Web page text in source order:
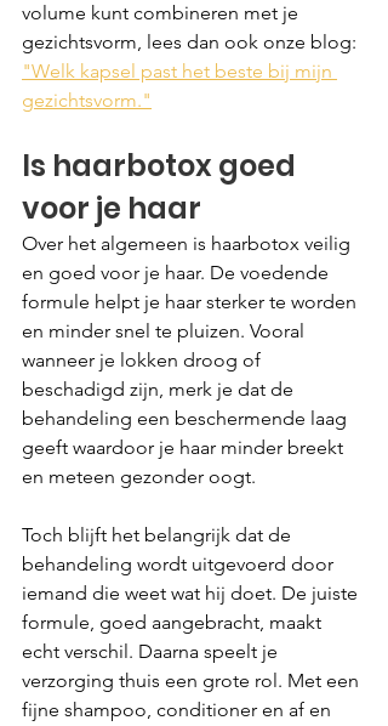
volume kunt combineren met je
gezichtsvorm, lees dan ook onze blog:
"Welk kapsel past het beste bij mijn
gezichtsvorm."
Is haarbotox goed
voor je haar
Over het algemeen is haarbotox veilig
en goed voor je haar. De voedende
formule helpt je haar sterker te worden
en minder snel te pluizen. Vooral
wanneer je lokken droog of
beschadigd zijn, merk je dat de
behandeling een beschermende laag
geeft waardoor je haar minder breekt
en meteen gezonder oogt.
Toch blijft het belangrijk dat de
behandeling wordt uitgevoerd door
iemand die weet wat hij doet. De juiste
formule, goed aangebracht, maakt
echt verschil. Daarna speelt je
verzorging thuis een grote rol. Met een
fijne shampoo, conditioner en af en